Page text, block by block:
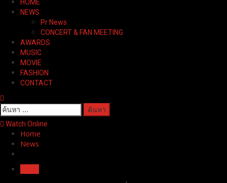
Menu
HOME
NEWS
Pr News
CONCERT & FAN MEETING
AWARDS
MUSIC
MOVIE
FASHION
CONTACT
ค้นหา
สำหรับ:
Watch Online
Home
News